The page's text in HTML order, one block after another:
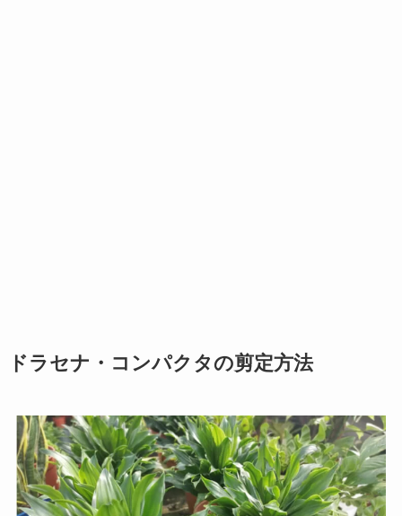
ドラセナ・コンパクタの剪定方法